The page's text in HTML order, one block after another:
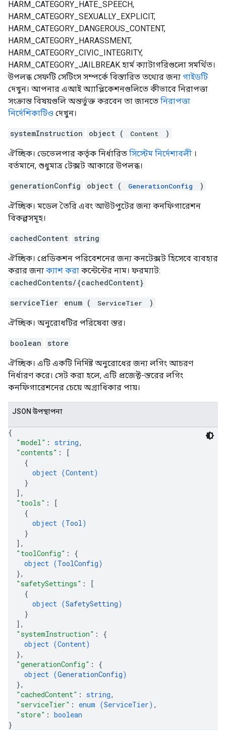
HARM_CATEGORY_HATE_SPEECH,
HARM_CATEGORY_SEXUALLY_EXPLICIT,
HARM_CATEGORY_DANGEROUS_CONTENT,
HARM_CATEGORY_HARASSMENT,
HARM_CATEGORY_CIVIC_INTEGRITY,
HARM_CATEGORY_JAILBREAK হার্ম ক্যাটাগরিগুলো সমর্থিত।
উপলব্ধ সেফটি সেটিংস সম্পর্কে বিস্তারিত তথ্যের জন্য গাইডটি
দেখুন। আপনার এআই অ্যাপ্লিকেশনগুলিতে কীভাবে নিরাপত্তা
সংক্রান্ত বিষয়গুলি অন্তর্ভুক্ত করবেন তা জানতে নিরাপত্তা
নির্দেশিকাটিও দেখুন।
systemInstruction object ( Content )
ঐচ্ছিক। ডেভেলপার কর্তৃক নির্ধারিত সিস্টেম নির্দেশাবলী ।
বর্তমানে, শুধুমাত্র টেক্সট আকারে উপলব্ধ।
generationConfig object ( GenerationConfig )
ঐচ্ছিক। মডেল তৈরি এবং আউটপুটের জন্য কনফিগারেশন
বিকল্পসমূহ।
cachedContent string
ঐচ্ছিক। প্রেডিকশন পরিবেশনের জন্য কনটেক্সট হিসেবে ব্যবহার
করার জন্য ক্যাশ করা কন্টেন্টের নাম। ফরম্যাট:
cachedContents/{cachedContent}
serviceTier enum ( ServiceTier )
ঐচ্ছিক। অনুরোধটির পরিষেবা স্তর।
boolean store
ঐচ্ছিক। এটি একটি নির্দিষ্ট অনুরোধের জন্য লগিং আচরণ
নির্ধারণ করে। সেট করা হলে, এটি প্রজেক্ট-স্তরের লগিং
কনফিগারেশনের চেয়ে অগ্রাধিকার পায়।
JSON উপস্থাপনা
{
"model" : string,
"contents" :
[
{
object (Content)
}
] ,
"tools" :
[
{
object (Tool)
}
] ,
"toolConfig" : {
object (ToolConfig)
},
"safetySettings" :
[
{
object (SafetySetting)
}
] ,
"systemInstruction" : {
object (Content)
},
"generationConfig" : {
object (GenerationConfig)
},
"cachedContent" : string,
"serviceTier" : enum (ServiceTier) ,
"store" : boolean
}